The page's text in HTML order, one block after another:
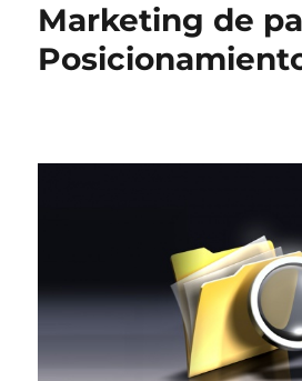
Marketing de